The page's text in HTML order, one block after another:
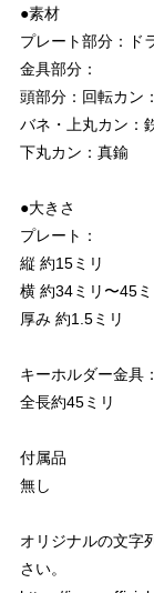
●素材
プレート部分：ド
金具部分：
頭部分：回転カン
バネ・上丸カン：
下丸カン：真鍮
●大きさ
プレート：
縦 約15ミリ
横 約34ミリ〜45ミ
厚み 約1.5ミリ
キーホルダー金具：
全長約45ミリ
付属品
無し
オリジナルの文字
さい。